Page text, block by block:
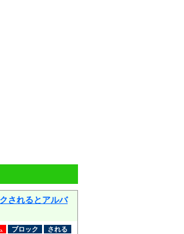
されるとアルバ
ブロック
される